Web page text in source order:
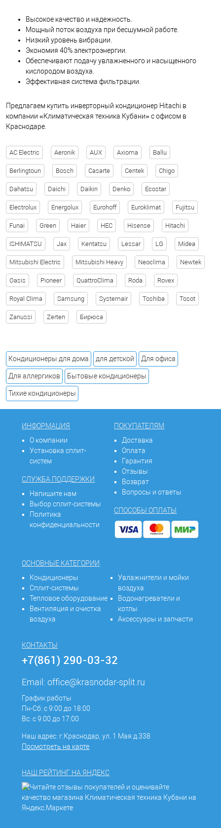
AC Electric Aeronik AUX Axioma Ballu
Berlingtoun Bosch Casarte Centek Chigo
Dahatsu Daichi Daikin Denko Ecostar
Electrolux Energolux Eurohoff Euroklimat Fujitsu
Funai Green Haier HEC Hisense Hitachi
ISHIMATSU Jax Kentatsu Lessar LG Midea
Mitsubishi Electric Mitsubishi Heavy Neoclima Newtek
Oasis Pioneer QuattroClima Roda Rovex
Royal Clima Samsung Systemair Toshiba Tosot
Zanussi Zerten Бирюса
Высокое качество и надежность.
Мощный поток воздуха при бесшумной работе.
Низкий уровень вибрации.
Экономия 40% электроэнергии.
Обеспечивают подачу увлажненного и насыщенного
кислородом воздуха.
Эффективная система фильтрации.
Предлагаем купить инверторный кондиционер Hitachi в
компании «Климатическая техника Кубани» с офисом в
Краснодаре.
Кондиционеры для дома для детской Для офиса
Для аллергиков Бытовые кондиционеры
Тихие кондиционеры
ИНФОРМАЦИЯ
О компании
Установка сплит-
систем
СЛУЖБА ПОДДЕРЖКИ
Напишите нам
Выбор сплит-системы
Политика
конфиденциальности
ПОКУПАТЕЛЯМ
Доставка
Оплата
Гарантия
Отзывы
Возврат
Вопросы и ответы
СПОСОБЫ ОПЛАТЫ
ОСНОВНЫЕ КАТЕГОРИИ
Кондиционеры
Сплит-системы
Тепловое оборудование
Вентиляция и очистка
воздуха
Увлажнители и мойки
воздуха
Водонагреватели и
котлы
Аксессуары и запчасти
КОНТАКТЫ
+7(861) 290-03-32
Email:office@krasnodar-split.ru
График работы
Пн-Сб: с 9:00 до 18:00
Вс: с 9:00 до 17:00
Наш адрес: г.Краснодар, ул. 1 Мая д.338
Посмотреть на карте
НАШ РЕЙТИНГ НА ЯНДЕКС